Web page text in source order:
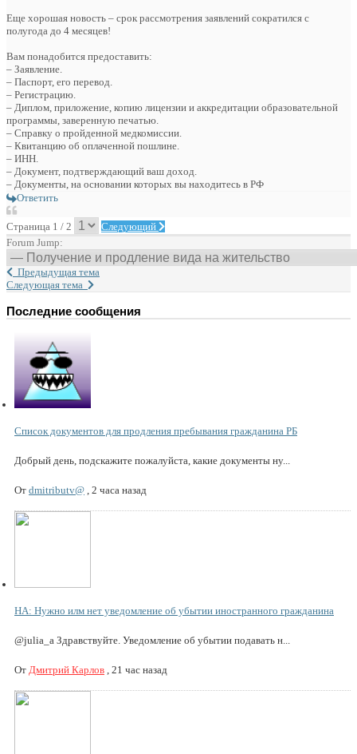
Еще хорошая новость – срок рассмотрения заявлений сократился с
полугода до 4 месяцев!
Вам понадобится предоставить:
– Заявление.
– Паспорт, его перевод.
– Регистрацию.
– Диплом, приложение, копию лицензии и аккредитации образовательной
программы, заверенную печатью.
– Справку о пройденной медкомиссии.
– Квитанцию об оплаченной пошлине.
– ИНН.
– Документ, подтверждающий ваш доход.
– Документы, на основании которых вы находитесь в РФ
Ответить
Страница 1 / 2
Следующий
Forum Jump:
Предыдущая тема
Следующая тема
Последние сообщения
Список документов для продления пребывания гражданина РБ
Добрый день, подскажите пожалуйста, какие документы ну...
От dmitributv@ , 2 часа назад
НА: Нужно илм нет уведомление об убытии иностранного гражданина
@julia_a Здравствуйте. Уведомление об убытии подавать н...
От Дмитрий Карлов , 21 час назад